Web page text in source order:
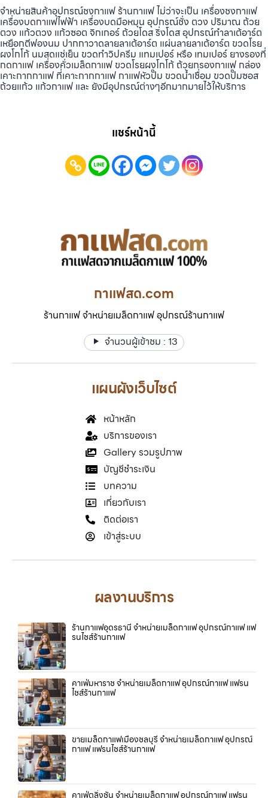
จำหน่ายสินค้าอุปกรณ์ชงกาแฟ ร้านกาแฟ ไม่ว่าจะเป็น เครื่องชงกาแฟ
เครื่องบดกาแฟไฟฟ้า เครื่องบดมือหมุน อุปกรณ์ชั่ง ตวง ปริมาณ ถ้วย
ตวง แก้วตวง แก้วซอต จิกเกอร์ ถ้วยโดส ริ่งโดส อุปกรณ์ทำลาเต้อาร์ต
เหยือกตีฟองนม ปากกาวาดลายลาเต้อาร์ต แผ่นลายลาเต้อาร์ต ขวดโรย
ผงโกโก้ นมสดแช่เย็น ขวดทำวิปครีม แทมเปอร์ หรือ เทมเปอร์ ยางรองที่
กดกาแฟ เครื่องคั่วเมล็ดกาแฟ ขวดโรยผงโกโก้ ถ้วยกรองกาแฟ กล่อง
เคาะกากกาแฟ ที่เคาะกากกาแฟ กาแฟหัวปั๊ม ขวดน้ำเชื่อม ขวดปั๊มซอส
ถ้วยแก้ว แก้วกาแฟ และ ยังมีอุปกรณ์ต่างๆอีกมากมายไว้ให้บริการ
แชร์หน้านี้
กาแฟสด.com
ร้านกาแฟ จำหน่ายเมล็ดกาแฟ อุปกรณ์ร้านกาแฟ
จำนวนผู้เข้าชม : 13
แผนผังเว็บไซต์
หน้าหลัก
บริการของเรา
Gallery รวมรูปภาพ
บัญชีชำระเงิน
บทความ
เกี่ยวกับเรา
ติดต่อเรา
เข้าสู่ระบบ
ผลงานบริการ
ร้านกาแฟอุดรธานี จำหน่ายเมล็ดกาแฟ อุปกรณ์กาแฟ แฟ
รนไชส์ร้านกาแฟ
คาเฟ่มหาราช จำหน่ายเมล็ดกาแฟ อุปกรณ์กาแฟ แฟรน
ไชส์ร้านกาแฟ
ขายเมล็ดกาแฟเมืองชลบุรี จำหน่ายเมล็ดกาแฟ อุปกรณ์
กาแฟ แฟรนไชส์ร้านกาแฟ
คาเฟ่ตลิ่งชัน จำหน่ายเมล็ดกาแฟ อุปกรณ์กาแฟ แฟรน